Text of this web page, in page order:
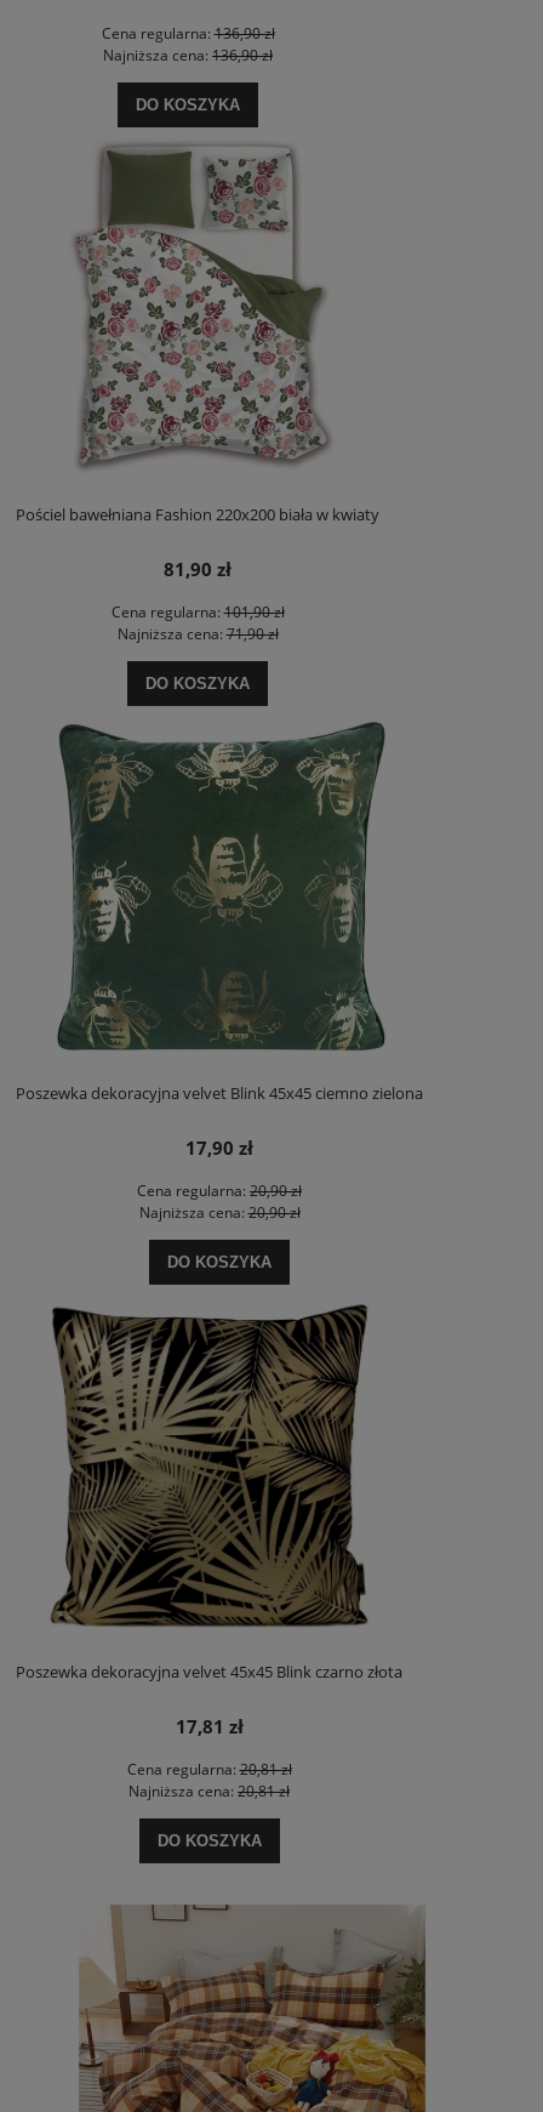
Cena regularna:136,90 zł
Najniższa cena: 136,90 zł
DO KOSZYKA
Pościel bawełniana Fashion 220x200 biała w kwiaty
81,90 zł
Cena regularna:101,90 zł
Najniższa cena:71,90 zł
DO KOSZYKA
Poszewka dekoracyjna velvet Blink 45x45 ciemno zielona
17,90 zł
Cena regularna: 20,90 zł
Najniższa cena:20,90 zł
DO KOSZYKA
Poszewka dekoracyjna velvet 45x45 Blink czarno złota
17,81 zł
Cena regularna:20,81 zł
Najniższa cena: 20,81 zł
DO KOSZYKA